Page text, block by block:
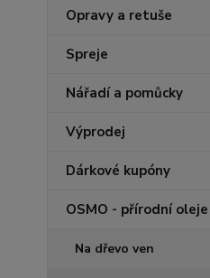
Opravy a retuše
Spreje
Nářadí a pomůcky
Výprodej
Dárkové kupóny
OSMO - přírodní oleje
Na dřevo ven